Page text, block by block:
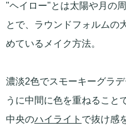
"ヘイロー"とは太陽や月の
とで、ラウンドフォルムの
めているメイク方法。
濃淡2色でスモーキーグラ
うに中間に色を重ねること
中央のハイライト で抜け感